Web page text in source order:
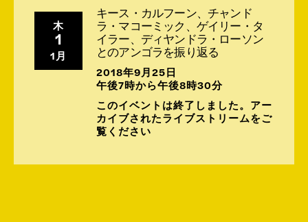
木
1
1月
キース・カルフーン、チャンド
ラ・マコーミック、ゲイリー・タ
イラー、ディヤンドラ・ローソン
とのアンゴラを振り返る
2018年9月25日
午後7時から午後8時30分
このイベントは終了しました。アー
カイブされたライブストリームをご
覧ください